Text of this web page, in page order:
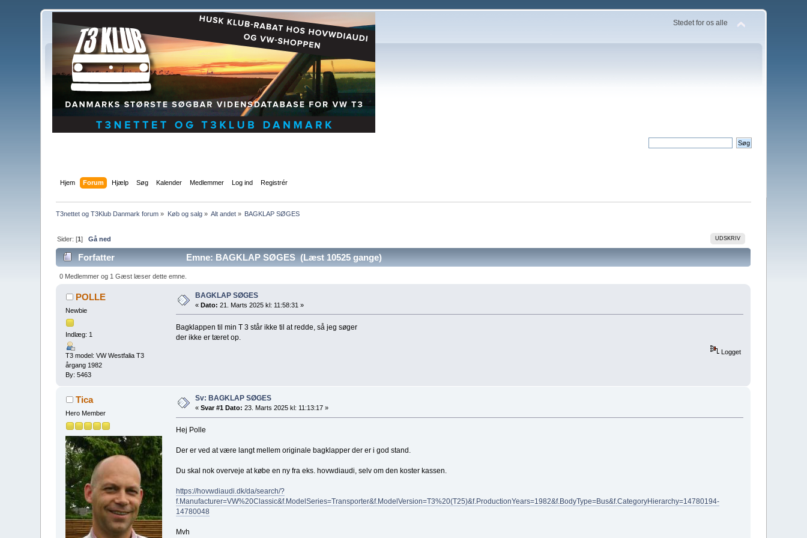
Stedet for os alle
Hjem Forum Hjælp Søg Kalender Medlemmer Log ind Registrér
T3nettet og T3Klub Danmark forum » Køb og salg» Alt andet » BAGKLAP SØGES
UDSKRIV
Sider: [1]Gå ned
Forfatter Emne: BAGKLAP SØGES (Læst 10525 gange)
0 Medlemmer og 1 Gæst læser dette emne.
POLLE
Newbie
Indlæg: 1
T3 model: VW Westfalia T3
årgang 1982
By: 5463
BAGKLAP SØGES
«Dato: 21. Marts 2025 kl: 11:58:31 »
Bagklappen til min T 3 står ikke til at redde, så jeg søger
der ikke er tæret op.
Logget
Tica
Hero Member
Sv: BAGKLAP SØGES
«Svar #1 Dato: 23. Marts 2025 kl: 11:13:17 »
Hej Polle
Der er ved at være langt mellem originale bagklapper der er i god stand.
Du skal nok overveje at købe en ny fra eks. hovwdiaudi, selv om den koster kassen.
https://hovwdiaudi.dk/da/search/?
f.Manufacturer=VW%20Classic&f.ModelSeries=Transporter&f.ModelVersion=T3%20(T25)&f.ProductionYears=1982&f.BodyType=Bus&f.CategoryHierarchy=14780194-
14780048
Mvh